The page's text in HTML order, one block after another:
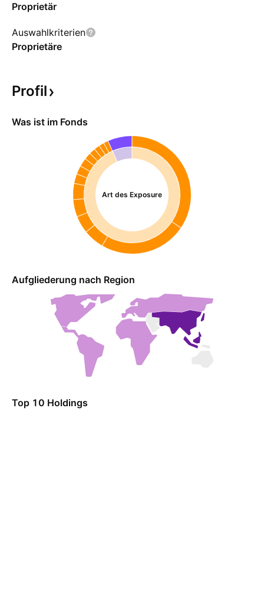
Proprietär
Auswahlkriterien
Proprietäre
Profil
Was ist im Fonds
Art des Exposure
Aufgliederung nach Region
Top 10 Holdings